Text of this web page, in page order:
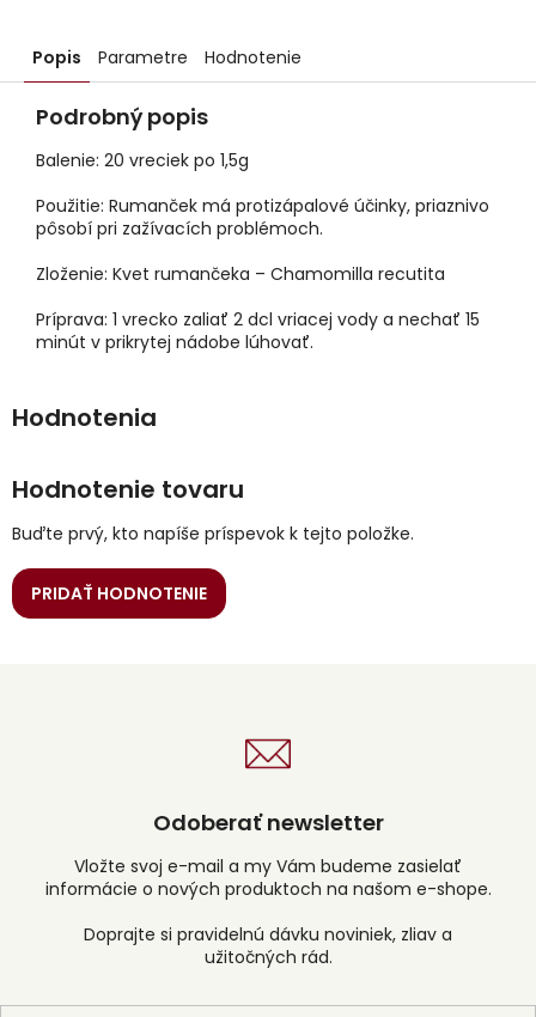
Popis Parametre Hodnotenie
Podrobný popis
Balenie: 20 vreciek po 1,5g
Použitie: Rumanček má protizápalové účinky, priaznivo
pôsobí pri zažívacích problémoch.
Zloženie: Kvet rumančeka – Chamomilla recutita
Príprava: 1 vrecko zaliať 2 dcl vriacej vody a nechať 15
minút v prikrytej nádobe lúhovať.
Hodnotenie tovaru
Buďte prvý, kto napíše príspevok k tejto položke.
PRIDAŤ HODNOTENIE
Odoberať newsletter
Vložte svoj e-mail a my Vám budeme zasielať
informácie o nových produktoch na našom e-shope.